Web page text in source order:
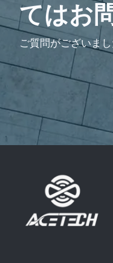
てはお
ご質問がございま